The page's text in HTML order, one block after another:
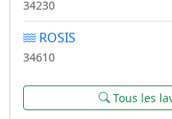
34230
ROSIS
34610
Tous les